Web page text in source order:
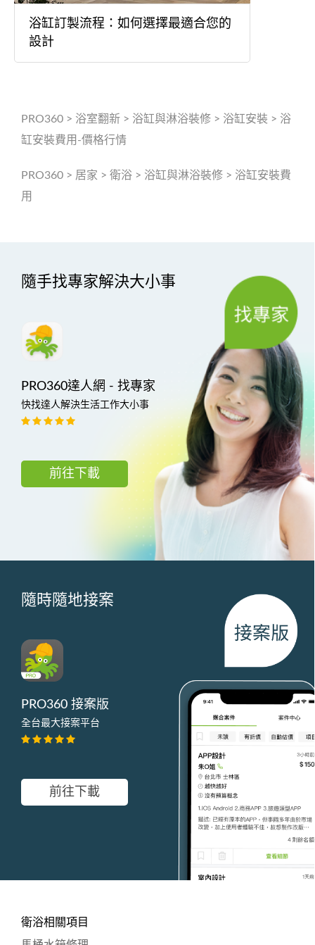
浴缸訂製流程：如何選擇最適合您的
設計
PRO360 > 浴室翻新 > 浴缸與淋浴裝修 > 浴缸安裝 > 浴
缸安裝費用-價格行情
PRO360 > 居家 > 衛浴 > 浴缸與淋浴裝修 > 浴缸安裝費
用
隨手找專家解決大小事
PRO360達人網 - 找專家
快找達人解決生活工作大小事
前往下載
隨時隨地接案
PRO360 接案版
全台最大接案平台
前往下載
衛浴相關項目